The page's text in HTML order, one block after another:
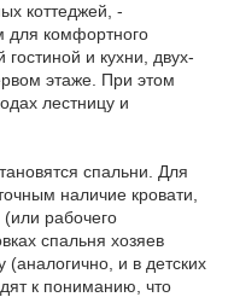
коттеджей, -
для комфортного
и кухни, двух-
этаже. При этом
лестницу и
спальни. Для
наличие кровати,
рабочего
спальня хозяев
и в детских
к пониманию, что